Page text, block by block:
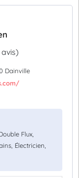
avis)
Dainville
Flux,
Électricien,